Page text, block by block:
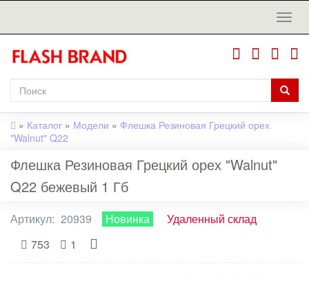
» Каталог » Модели » Флешка Резиновая Грецкий орех
"Walnut" Q22
Флешка Резиновая Грецкий орех "Walnut"
Q22 бежевый 1 Гб
Артикул: 20939 Новинка
Удаленный склад
753
1